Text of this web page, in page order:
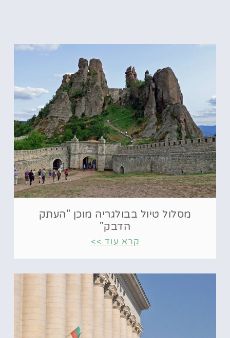
מסלול טיול בבולגריה מוכן "העתק
הדבק"
קרא עוד >>